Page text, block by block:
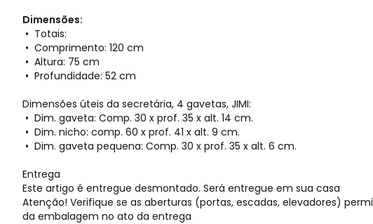
Dimensões:
• Totais:
• Comprimento: 120 cm
• Altura: 75 cm
• Profundidade: 52 cm
Dimensões úteis da secretária, 4 gavetas, JIMI:
• Dim. gaveta: Comp. 30 x prof. 35 x alt. 14 cm.
• Dim. nicho: comp. 60 x prof. 41 x alt. 9 cm.
• Dim. gaveta pequena: Comp. 30 x prof. 35 x alt. 6 cm.
Entrega
Este artigo é entregue desmontado. Será entregue em sua casa
Atenção! Verifique se as aberturas (portas, escadas, elevadores)
da embalagem no ato da entrega